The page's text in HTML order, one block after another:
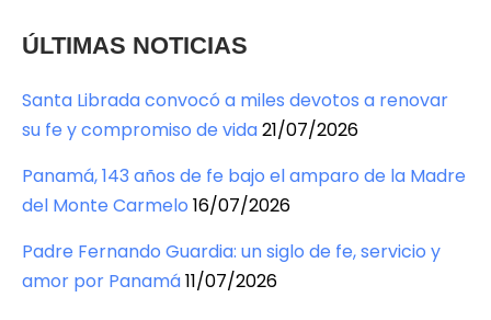
ÚLTIMAS NOTICIAS
Santa Librada convocó a miles devotos a renovar
su fe y compromiso de vida21/07/2026
Panamá, 143 años de fe bajo el amparo de la Madre
del Monte Carmelo 16/07/2026
Padre Fernando Guardia: un siglo de fe, servicio y
amor por Panamá11/07/2026